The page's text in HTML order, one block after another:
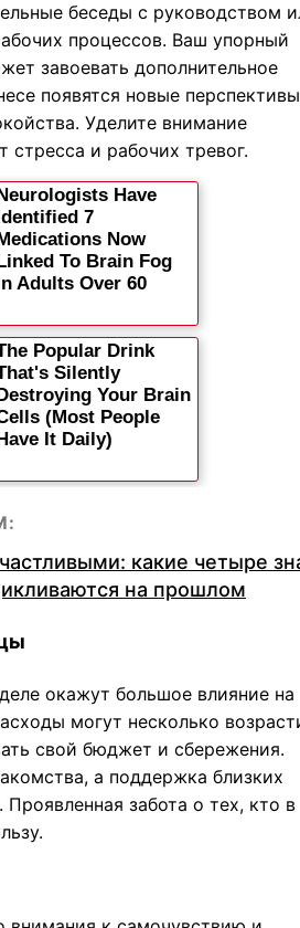
беседы с руководством
процессов. Ваш упорный
завоевать дополнительное
появятся новые
Уделите внимание
и рабочих тревог.
какие четыре
на прошлом
окажут большое влияние на
могут несколько
свой бюджет и сбережения.
а поддержка близких
забота о тех, кто в